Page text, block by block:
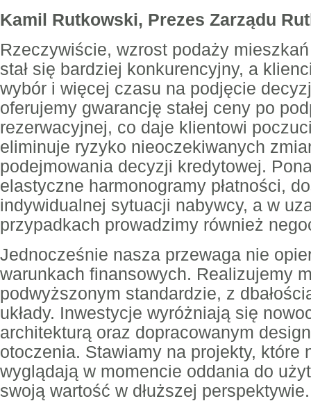
Kamil Rutkowski, Prezes Zarządu
Rzeczywiście, wzrost podaży
stał się bardziej konkurencyjny, a
wybór i więcej czasu na podjęcie
oferujemy gwarancję stałej ceny po
rezerwacyjnej, co daje klientowi
eliminuje ryzyko nieoczekiwanych
podejmowania decyzji kredytowej.
elastyczne harmonogramy płatności,
indywidualnej sytuacji nabywcy, a w
przypadkach prowadzimy również
Jednocześnie nasza przewaga nie
warunkach finansowych. Realizujemy
podwyższonym standardzie, z
układy. Inwestycje wyróżniają się
architekturą oraz dopracowanym
otoczenia. Stawiamy na projekty, które
wyglądają w momencie oddania do
swoją wartość w dłuższej perspektywie.